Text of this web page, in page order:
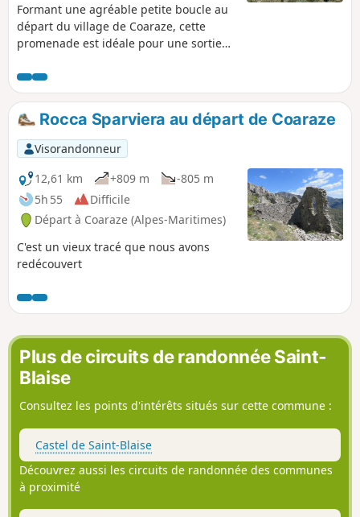
Formant une agréable petite boucle au
départ du village de Coaraze, cette
promenade est idéale pour une sortie
randonnée d’automne ou hiver voire de
début de printemps. Au début de
l'automne, on peut ramasser (et
déguster) quelques arbouses sauvages
entre les baisses de La Croix et de Buse.
L'itinéraire offre quelques jolis points de
vue sur certains sommets du littoral des
Alpes-Maritimes, tels que la Cime de
Baudon ou le Mont Agel.
Rocca Sparviera au départ de Coaraze
Visorandonneur
12,61 km
+809 m
-805 m
5h 55
Difficile
Départ à Coaraze (Alpes-Maritimes)
C'est un vieux tracé que nous avons
redécouvert
Plus de circuits de randonnée Saint-
Blaise
Consultez les points d'intérêts situés sur cette commune :
Castel de Saint-Blaise
Découvrez aussi les circuits de randonnée des communes
à proximité